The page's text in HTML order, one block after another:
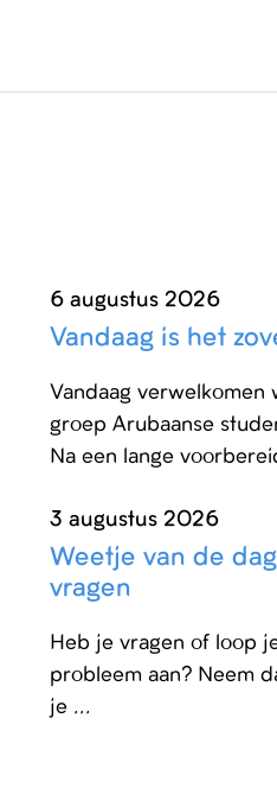
6 augustus 2026
Vandaag is het
Vandaag verwelkomen
groep Arubaanse
Na een lange
3 augustus 2026
Weetje van de
vragen
Heb je vragen of loop
probleem aan? Neem
je ...